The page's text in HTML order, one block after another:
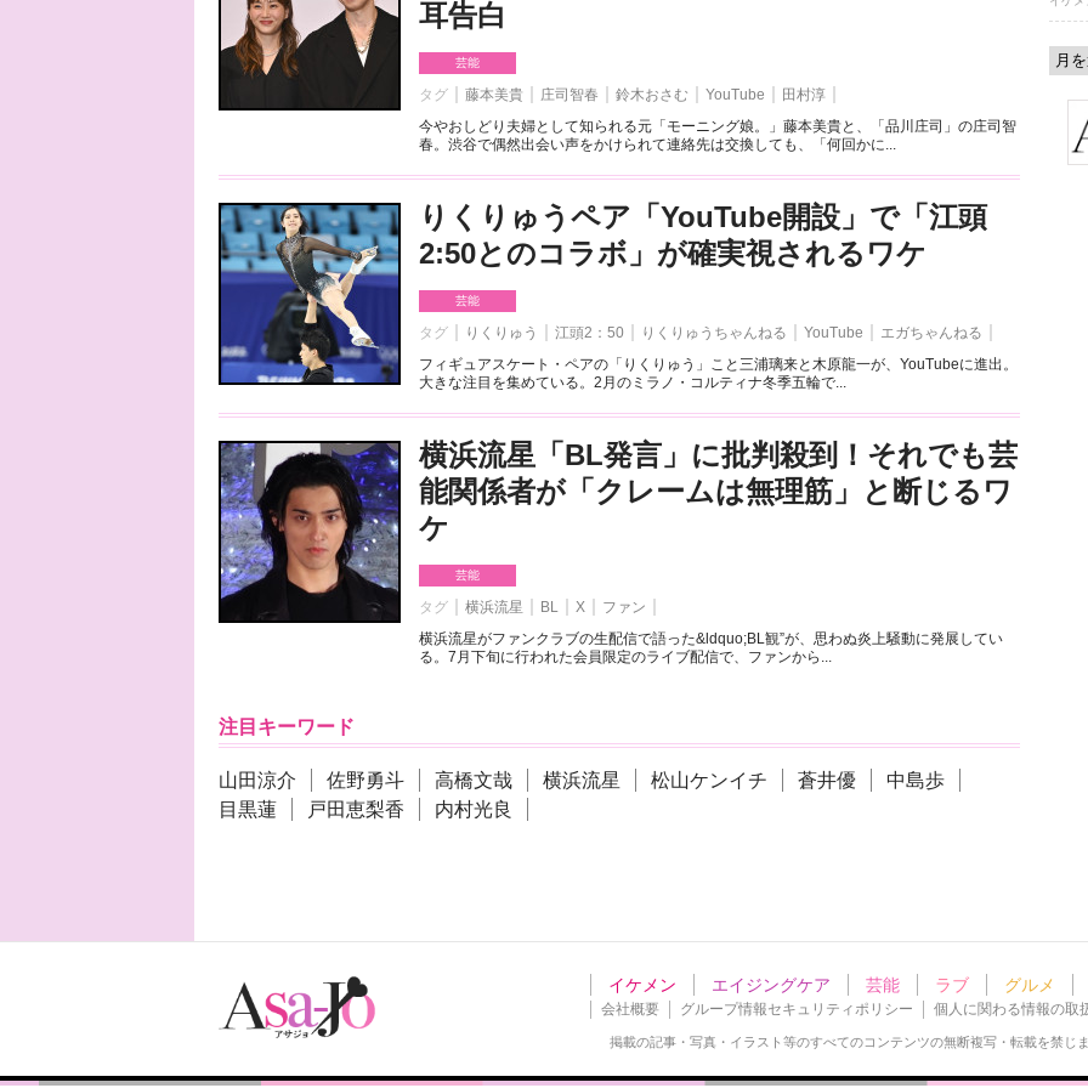
耳告白
芸能
タグ 藤本美貴 庄司智春 鈴木おさむ YouTube
田村淳
今やおしどり夫婦として知られる元「モーニング娘。」藤本美貴と、「品川庄司」の庄司智
春。渋谷で偶然出会い声をかけられて連絡先は交換しても、「何回かに...
りくりゅうペア「YouTube開設」で「江頭
2:50とのコラボ」が確実視されるワケ
芸能
タグ りくりゅう 江頭2：50 りくりゅうちゃんねる YouTube
エガちゃんねる
フィギュアスケート・ペアの「りくりゅう」こと三浦璃来と木原龍一が、YouTubeに進出。
大きな注目を集めている。2月のミラノ・コルティナ冬季五輪で...
横浜流星「BL発言」に批判殺到！それでも芸
能関係者が「クレームは無理筋」と断じるワ
ケ
芸能
タグ 横浜流星 BL X
ファン
横浜流星がファンクラブの生配信で語った&ldquo;BL観”が、思わぬ炎上騒動に発展してい
る。7月下旬に行われた会員限定のライブ配信で、ファンから...
注目キーワード
山田涼介 佐野勇斗 高橋文哉 横浜流星 松山ケンイチ 蒼井優
中島歩
目黒蓮
戸田恵梨香 内村光良
イケメン エイジングケア 芸能 ラブ グルメ
会社概要 グループ情報セキュリティポリシー 個人に関わる情報の取
掲載の記事・写真・イラスト等のすべてのコンテンツの無断複写・転載を禁じ